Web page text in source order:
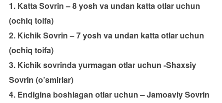
1. Katta Sovrin – 8 yosh va undan katta otlar uchun
(ochiq toifa)
2. Kichik Sovrin – 7 yosh va undan katta otlar uchun
(ochiq toifa)
3. Kichik sovrinda yurmagan otlar uchun -Shaxsiy
Sovrin (o’smirlar)
4. Endigina boshlagan otlar uchun – Jamoaviy Sovrin